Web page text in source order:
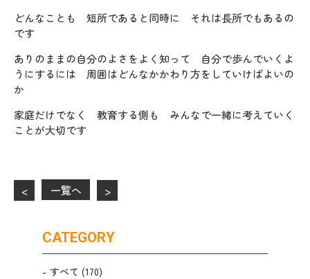
どんなことも 短所であると同時に それは長所でもあるの
です
ありのままの自分のよさをよく知って 自分で歩んでいくよ
うにするには 周囲はどんなかかわり方をしていけばよいの
か
家庭だけでなく 教育する側も みんなで一緒に考えていく
ことが大切です
< 一覧へ >
CATEGORY
すべて (170)